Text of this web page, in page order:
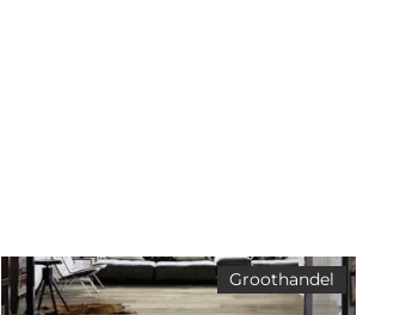
Groothandel